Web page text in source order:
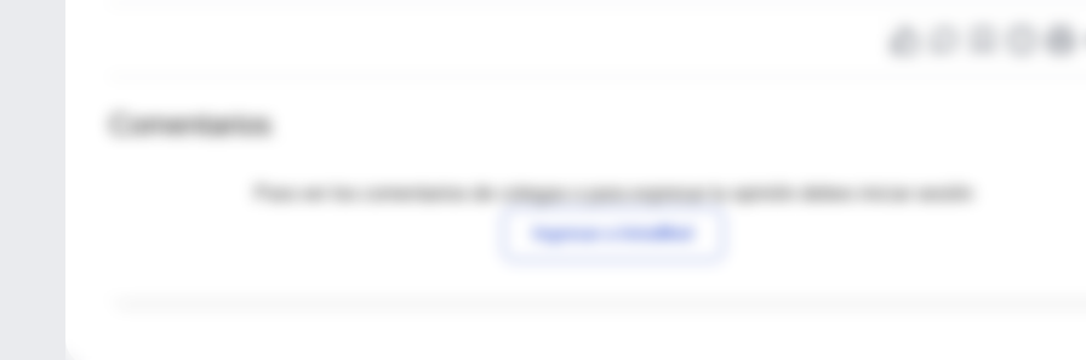
Comentarios
Para ver los comentarios de colegas o para expresar tu opinión debes iniciar sesión
Ingresar a IntraMed